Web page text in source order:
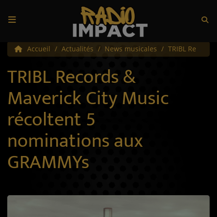
Accueil
Radio
Écoute
Appli IMPACT
Titres diffusés
Top 10
Accueil Actualités News musicales TRIBL Records & Maverick City Music récoltent 5 nominations aux GRAMMYs
TRIBL Records &
Maverick City Music
récoltent 5
nominations aux
GRAMMYs